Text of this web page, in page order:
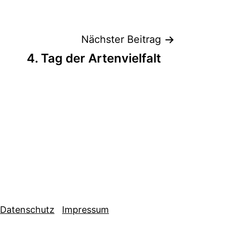
Nächster Beitrag
4. Tag der Artenvielfalt
Datenschutz Impressum